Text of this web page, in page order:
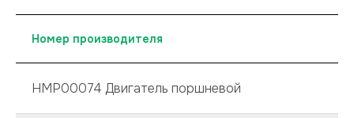
Номер производителя
НМР00074 Двигатель поршневой